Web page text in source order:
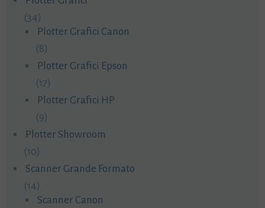
(34)
Plotter Grafici Canon
(8)
Plotter Grafici Epson
(17)
Plotter Grafici HP
(9)
Plotter Showroom
(10)
Scanner Grande Formato
(14)
Scanner Canon